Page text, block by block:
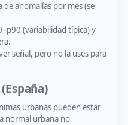
de anomalías por mes (se
(variabilidad típica) y
señal, pero no la uses para
urbanas pueden estar
normal urbana no